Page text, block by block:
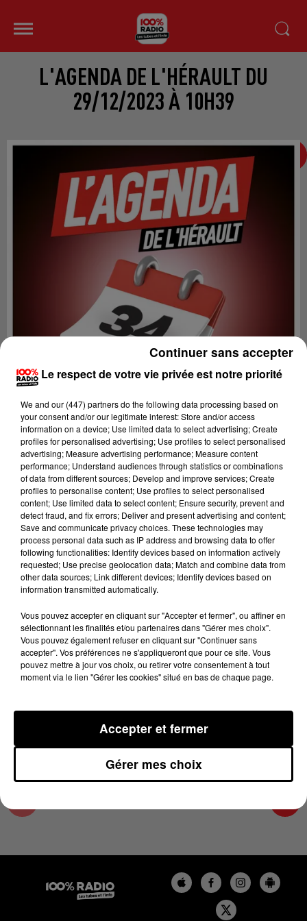
L'AGENDA DE L'HÉRAULT DU
29/12/2023 À 10H39
Lecture (1 min 15 sec)
100%
100% Radio l'agenda de l'Hérault
29 décembre 2023 - 1 min 15 sec
L'AGENDA DE L'HÉRAULT DU 29/12/2023 À
10H39
L'AGENDA DE L'HERAULT
Le respect de votre vie privée est notre priorité
We and our (447) partnersdo the following data processing based on
your consent and/or our legitimate interest: Store and/or access
information on a device; Use limited data to select advertising; Create
profiles for personalised advertising; Use profiles to select personalised
advertising; Measure advertising performance; Measure content
performance; Understand audiences through statistics or combinations
of data from different sources; Develop and improve services; Create
profiles to personalise content; Use profiles to select personalised
content; Use limited data to select content; Ensure security, prevent and
detect fraud, and fix errors; Deliver and present advertising and content;
Save and communicate privacy choices. These technologies may
process personal data such as IP address and browsing data to offer
following functionalities: Identify devices based on information actively
requested; Use precise geolocation data; Match and combine data from
other data sources; Link different devices; Identify devices based on
information transmitted automatically.
Vous pouvez accepter en cliquant sur "Accepter et fermer", ou affiner en
sélectionnant les finalités et/ou partenaires dans "Gérer mes choix".
Vous pouvez également refuser en cliquant sur "Continuer sans
accepter". Vos préférences ne s'appliqueront que pour ce site. Vous
pouvez mettre à jour vos choix, ou retirer votre consentement à tout
moment via le lien "Gérer les cookies" situé en bas de chaque page.
Gérer mes choix
Accepter et fermer
Continuer sans accepter